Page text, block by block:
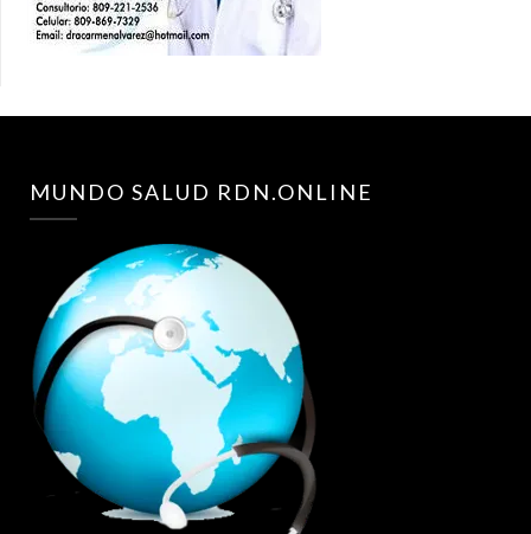
MUNDO SALUD RDN.ONLINE